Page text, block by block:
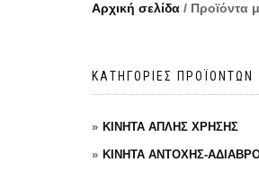
Αρχική σελίδα / Προϊόντα
ΚΑΤΗΓΟΡΙΕΣ ΠΡΟΪΟΝΤΩΝ
ΚΙΝΗΤΑ ΑΠΛΗΣ ΧΡΗΣΗΣ
ΚΙΝΗΤΑ ΑΝΤΟΧΗΣ-